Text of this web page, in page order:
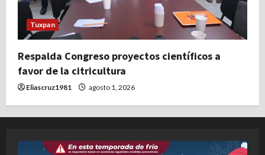
Tuxpan
Respalda Congreso proyectos científicos a
favor de la citricultura
Eliascruz1981 agosto 1, 2026